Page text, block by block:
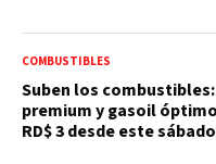
COMBUSTIBLES
Suben los
premium y gasoil
RD$ 3 desde este sábado